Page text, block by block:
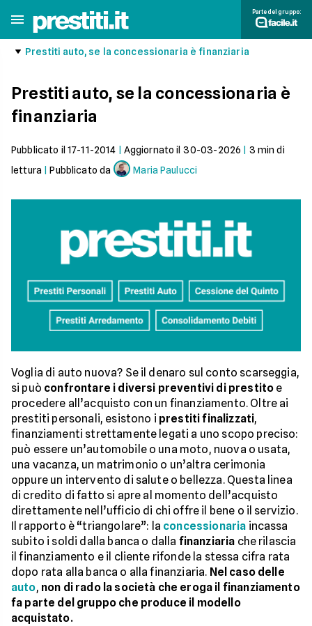
Parte del gruppo:
Prestiti auto, se la concessionaria è finanziaria
Prestiti auto, se la concessionaria è
finanziaria
Pubblicato il 17-11-2014 Aggiornato il 30-03-2026 3 min di
lettura |Pubblicato da Maria Paulucci
Voglia di auto nuova? Se il denaro sul conto scarseggia,
si può confrontare i diversi preventivi di prestito e
procedere all’acquisto con un finanziamento. Oltre ai
prestiti personali, esistono i prestiti finalizzati,
finanziamenti strettamente legati a uno scopo preciso:
può essere un’automobile o una moto, nuova o usata,
una vacanza, un matrimonio o un’altra cerimonia
oppure un intervento di salute o bellezza. Questa linea
di credito di fatto si apre al momento dell’acquisto
direttamente nell’ufficio di chi offre il bene o il servizio.
Il rapporto è “triangolare”: la concessionaria incassa
subito i soldi dalla banca o dalla finanziaria che rilascia
il finanziamento e il cliente rifonde la stessa cifra rata
dopo rata alla banca o alla finanziaria. Nel caso delle
auto, non di rado la società che eroga il finanziamento
fa parte del gruppo che produce il modello
acquistato.